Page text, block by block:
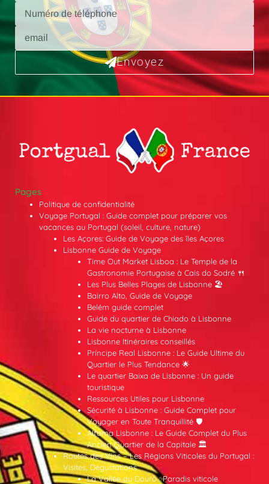
Envoyez
Pages
Politique de confidentialité
Voyage Portugal : Guide complet pour préparer vos
vacances au Portugal (soleil, culture, nature)
Les Açores: Guide de Voyage des îles Açores
Lisbonne Guide de Voyage
Time Out Market Lisboa : Le Temple de la
Gastronomie Portugaise à Cais do Sodré 🍴
Les Plus Belles Plages de Lisbonne 🏖️
Bairro Alto, Guide de Voyage
Belém guide complet
Guide du quartier de Chiado à Lisbonne
La vie nocturne à Lisbonne
Lisbonne Itinéraires conseillés
Príncipe Real Lisbonne : Le Guide Ultime du
Quartier le Plus Tendance 🌟
Le quartier Baixa de Lisbonne : Un guide
touristique
Ressources Utiles pour Lisbonne
Sécurité à Lisbonne : Guide Complet pour
Voyager en Toute Tranquillité 🛡️
Alfama Lisbonne : Le Guide Complet du Plus
Ancien Quartier de la Capitale 🏛️
Routes des Vins – Les Régions Viticoles du Portugal :
Visites, Dégustations
La Vallée du Douro : Paradis viticole